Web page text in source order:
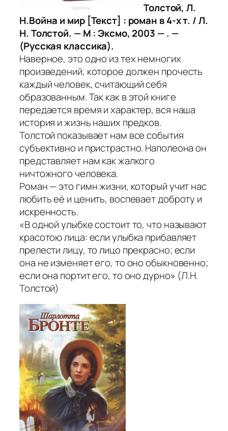
Толстой, Л.
Н.Война и мир [Текст] : роман в 4-х т. / Л.
Н. Толстой. — М : Эксмо, 2003 — . —
(Русская классика).
Наверное, это одно из тех немногих
произведений, которое должен прочесть
каждый человек, считающий себя
образованным. Так как в этой книге
передается время и характер, вся наша
история и жизнь наших предков.
Толстой показывает нам все события
субъективно и пристрастно. Наполеона он
представляет нам как жалкого
ничтожного человека.
Роман — это гимн жизни, который учит нас
любить её и ценить, воспевает доброту и
искренность.
«В одной улыбке состоит то, что называют
красотою лица: если улыбка прибавляет
прелести лицу, то лицо прекрасно; если
она не изменяет его, то оно обыкновенно;
если она портит его, то оно дурно» (Л.Н.
Толстой)